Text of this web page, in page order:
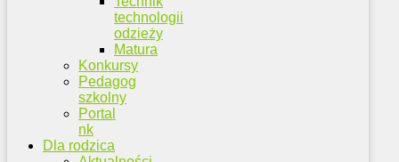
technologii
odzieży
Matura
Konkursy
Pedagog
szkolny
Portal
nk
Dla rodzica